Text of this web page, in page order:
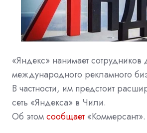
«Яндекс» нанимает сотрудников
международного рекламного
В частности, им предстоит
сеть «Яндекса» в Чили.
Об этомсообщает «Коммерсант».